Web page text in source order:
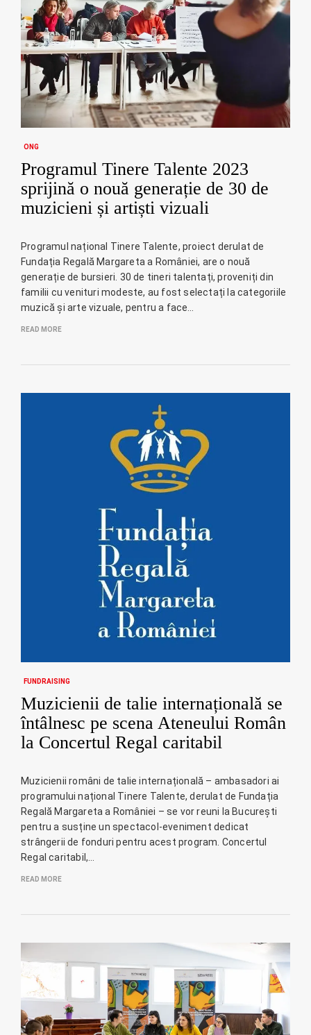
ONG
Programul Tinere Talente 2023
sprijină o nouă generație de 30 de
muzicieni și artiști vizuali
Programul național Tinere Talente, proiect derulat de
Fundația Regală Margareta a României, are o nouă
generație de bursieri. 30 de tineri talentați, proveniți din
familii cu venituri modeste, au fost selectați la categoriile
muzică și arte vizuale, pentru a face…
READ MORE
FUNDRAISING
Muzicienii de talie internațională se
întâlnesc pe scena Ateneului Român
la Concertul Regal caritabil
Muzicienii români de talie internațională – ambasadori ai
programului național Tinere Talente, derulat de Fundația
Regală Margareta a României – se vor reuni la București
pentru a susține un spectacol-eveniment dedicat
strângerii de fonduri pentru acest program. Concertul
Regal caritabil,…
READ MORE